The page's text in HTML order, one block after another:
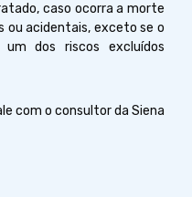
caso ocorra a morte
ou acidentais, exceto se o
dos riscos excluídos
com o consultor da Siena